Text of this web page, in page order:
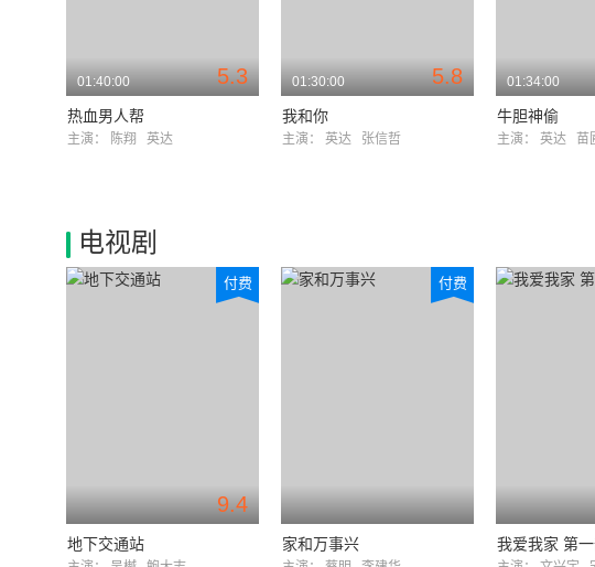
5.3
01:40:00
热血男人帮
主演： 陈翔 英达
5.8
01:30:00
我和你
主演： 英达 张信哲
01:34:00
牛胆神偷
主演： 英达 苗
电视剧
9.4
付费
地下交通站
付费
家和万事兴 我爱我家 第